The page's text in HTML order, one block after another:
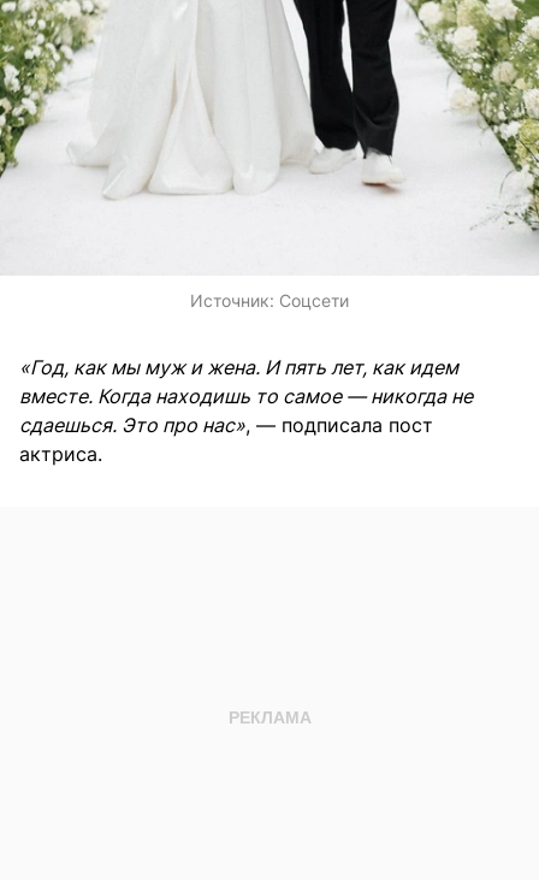
Источник: Соцсети
«Год, как мы муж и жена. И пять лет, как идем
вместе. Когда находишь то самое — никогда не
сдаешься. Это про нас», — подписала пост
актриса.